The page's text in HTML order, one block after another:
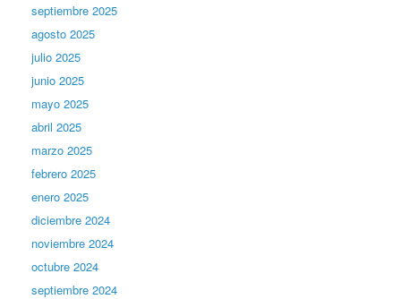
septiembre 2025
agosto 2025
julio 2025
junio 2025
mayo 2025
abril 2025
marzo 2025
febrero 2025
enero 2025
diciembre 2024
noviembre 2024
octubre 2024
septiembre 2024